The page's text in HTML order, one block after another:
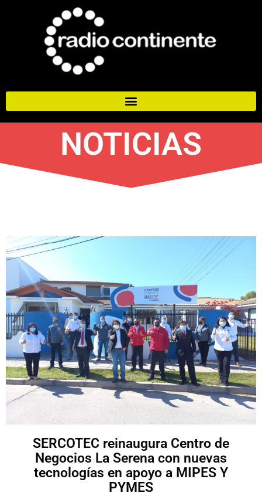
NOTICIAS
SERCOTEC reinaugura Centro de
Negocios La Serena con nuevas
tecnologías en apoyo a MIPES Y
PYMES